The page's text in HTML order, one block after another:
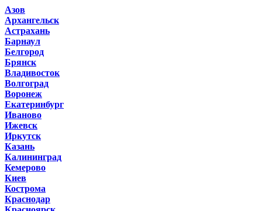
Азов
Архангельск
Астрахань
Барнаул
Белгород
Брянск
Владивосток
Волгоград
Воронеж
Екатеринбург
Иваново
Ижевск
Иркутск
Казань
Калининград
Кемерово
Киев
Кострома
Краснодар